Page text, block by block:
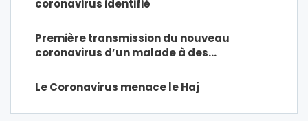
coronavirus identifié
Première transmission du nouveau
coronavirus d’un malade à des…
Le Coronavirus menace le Haj